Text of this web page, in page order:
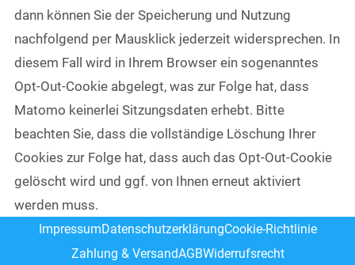
dann können Sie der Speicherung und Nutzung
nachfolgend per Mausklick jederzeit widersprechen. In
diesem Fall wird in Ihrem Browser ein sogenanntes
Opt-Out-Cookie abgelegt, was zur Folge hat, dass
Matomo keinerlei Sitzungsdaten erhebt. Bitte
beachten Sie, dass die vollständige Löschung Ihrer
Cookies zur Folge hat, dass auch das Opt-Out-Cookie
gelöscht wird und ggf. von Ihnen erneut aktiviert
werden muss.
ImpressumDatenschutzerklärungCookie-Richtlinie
Zahlung & VersandAGBWiderrufsrecht